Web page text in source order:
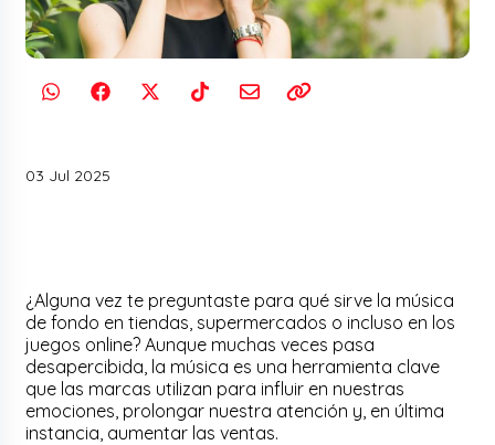
03 Jul 2025
¿Alguna vez te preguntaste para qué sirve la música
de fondo en tiendas, supermercados o incluso en los
juegos online? Aunque muchas veces pasa
desapercibida, la música es una herramienta clave
que las marcas utilizan para influir en nuestras
emociones, prolongar nuestra atención y, en última
instancia, aumentar las ventas.